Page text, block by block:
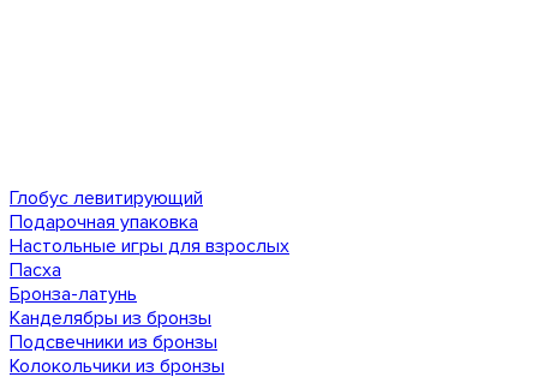
Глобус левитирующий
Подарочная упаковка
Настольные игры для взрослых
Пасха
Бронза-латунь
Канделябры из бронзы
Подсвечники из бронзы
Колокольчики из бронзы